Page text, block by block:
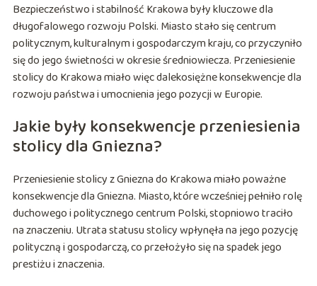
Bezpieczeństwo i stabilność Krakowa były kluczowe dla
długofalowego rozwoju Polski. Miasto stało się centrum
politycznym, kulturalnym i gospodarczym kraju, co przyczyniło
się do jego świetności w okresie średniowiecza. Przeniesienie
stolicy do Krakowa miało więc dalekosiężne konsekwencje dla
rozwoju państwa i umocnienia jego pozycji w Europie.
Jakie były konsekwencje przeniesienia
stolicy dla Gniezna?
Przeniesienie stolicy z Gniezna do Krakowa miało poważne
konsekwencje dla Gniezna. Miasto, które wcześniej pełniło rolę
duchowego i politycznego centrum Polski, stopniowo traciło
na znaczeniu. Utrata statusu stolicy wpłynęła na jego pozycję
polityczną i gospodarczą, co przełożyło się na spadek jego
prestiżu i znaczenia.